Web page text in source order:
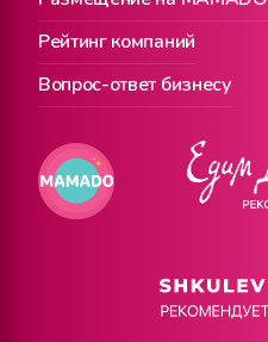
Рейтинг компаний
Вопрос-ответ бизнесу